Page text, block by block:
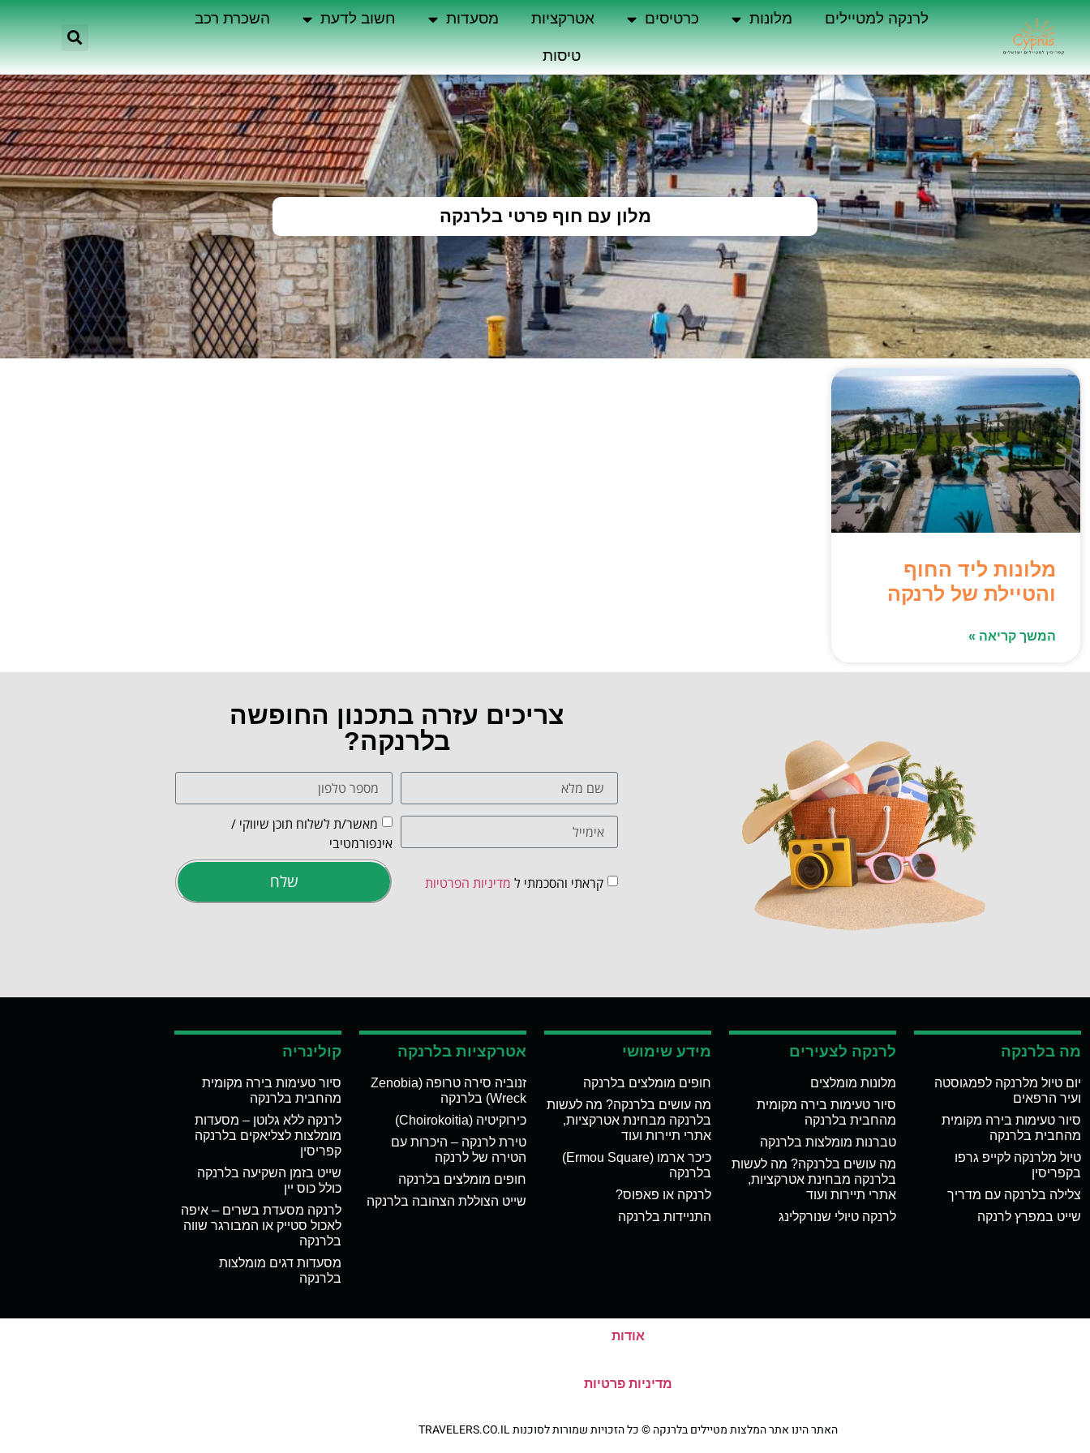
לרנקה למטיילים מלונות כרטיסים אטרקציות מסעדות חשוב לדעת השכרת רכב
טיסות
מלון עם חוף פרטי בלרנקה
מלונות ליד החוף
והטיילת של לרנקה
המשך קריאה »
צריכים עזרה בתכנון החופשה
בלרנקה?
מאשר/ת לשלוח תוכן שיווקי /
אינפורמטיבי
קראתי והסכמתי ל מדיניות הפרטיות שלח
מה בלרנקה
יום טיול מלרנקה לפמגוסטה
ועיר הרפאים
סיור טעימות בירה מקומית
מהחבית בלרנקה
טיול מלרנקה לקייפ גרפו
בקפריסין
צלילה בלרנקה עם מדריך
שייט במפרץ לרנקה
לרנקה לצעירים
מלונות מומלצים
סיור טעימות בירה מקומית
מהחבית בלרנקה
טברנות מומלצות בלרנקה
מה עושים בלרנקה? מה לעשות
בלרנקה מבחינת אטרקציות,
אתרי תיירות ועוד
לרנקה טיולי שנורקלינג
מידע שימושי
חופים מומלצים בלרנקה
מה עושים בלרנקה? מה לעשות
בלרנקה מבחינת אטרקציות,
אתרי תיירות ועוד
כיכר ארמו (Ermou Square)
בלרנקה
לרנקה או פאפוס?
התניידות בלרנקה
אטרקציות בלרנקה
זנוביה סירה טרופה (Zenobia
Wreck) בלרנקה
כירוקיטיה (Choirokoitia)
טירת לרנקה – היכרות עם
הטירה של לרנקה
חופים מומלצים בלרנקה
שייט הצוללת הצהובה בלרנקה
קולינריה
סיור טעימות בירה מקומית
מהחבית בלרנקה
לרנקה ללא גלוטן – מסעדות
מומלצות לצליאקים בלרנקה
קפריסין
שייט בזמן השקיעה בלרנקה
כולל כוס יין
לרנקה מסעדת בשרים – איפה
לאכול סטייק או המבורגר שווה
בלרנקה
מסעדות דגים מומלצות
בלרנקה
אודות
מדיניות פרטיות
האתר הינו אתר המלצות מטיילים בלרנקה © כל הזכויות שמורות לסוכנות TRAVELERS.CO.IL